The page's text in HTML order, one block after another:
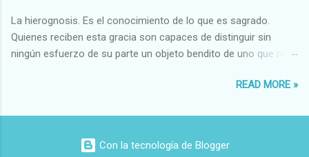
Armonioso-Inarmonioso 4 RELIGIOSOS Santo-Pr...
La hierognosis. Es el conocimiento de lo que es sagrado.
Quienes reciben esta gracia son capaces de distinguir sin
ningún esfuerzo de su parte un objeto bendito de uno que no
READ MORE »
Con la tecnología de Blogger